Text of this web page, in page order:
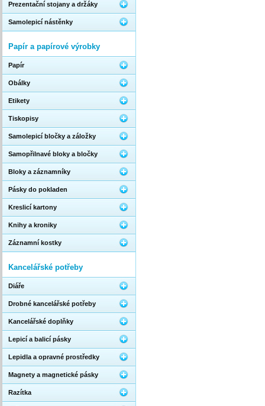
Prezentační stojany a držáky
Samolepicí nástěnky
Papír a papírové výrobky
Papír
Obálky
Etikety
Tiskopisy
Samolepicí bločky a záložky
Samopřilnavé bloky a bločky
Bloky a záznamníky
Pásky do pokladen
Kreslicí kartony
Knihy a kroniky
Záznamní kostky
Kancelářské potřeby
Diáře
Drobné kancelářské potřeby
Kancelářské doplňky
Lepicí a balicí pásky
Lepidla a opravné prostředky
Magnety a magnetické pásky
Razítka